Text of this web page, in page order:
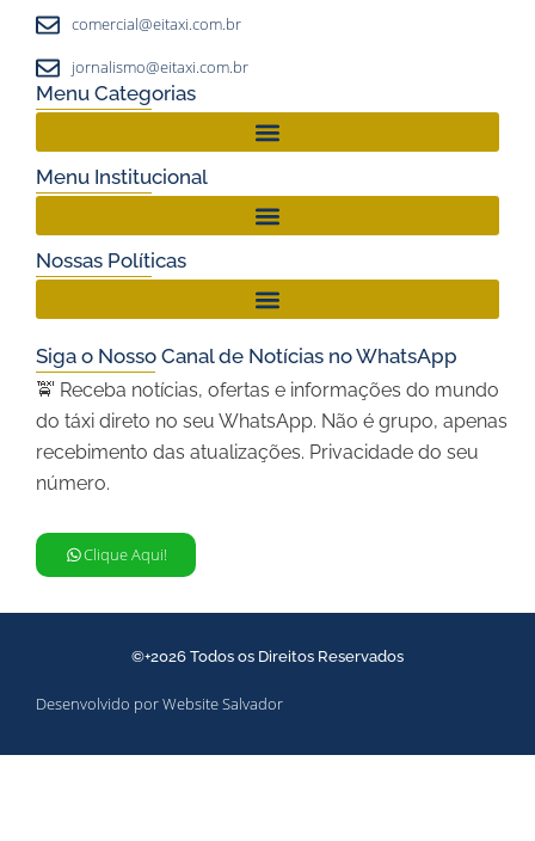
comercial@eitaxi.com.br
jornalismo@eitaxi.com.br
Menu Categorias
Menu Institucional
Nossas Políticas
Siga o Nosso Canal de Notícias no WhatsApp
🚖 Receba notícias, ofertas e informações do mundo
do táxi direto no seu WhatsApp. Não é grupo, apenas
recebimento das atualizações. Privacidade do seu
número.
Clique Aqui!
©+2026 Todos os Direitos Reservados
Desenvolvido por Website Salvador